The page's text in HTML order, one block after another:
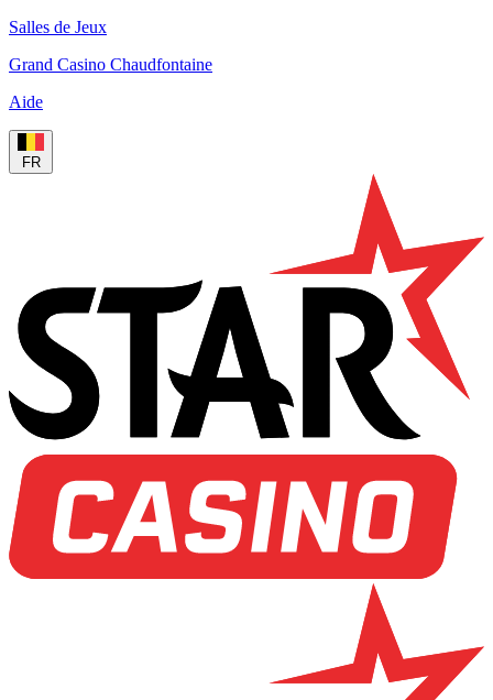
Salles de Jeux
Grand Casino Chaudfontaine
Aide
FR